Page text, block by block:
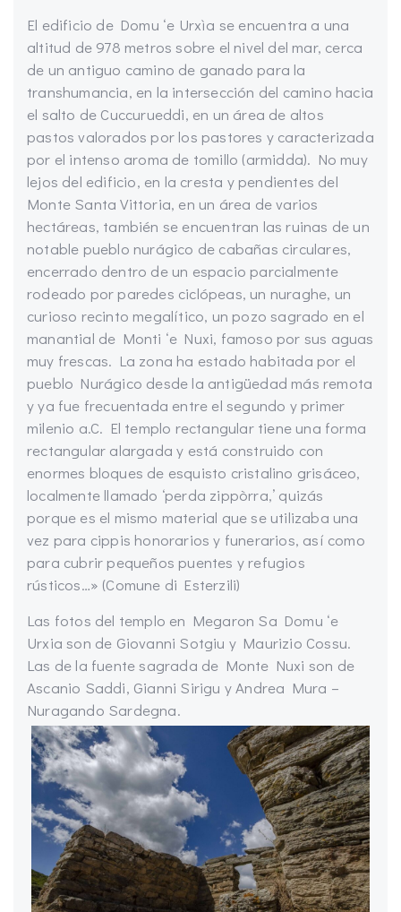
El edificio de Domu ‘e Urxìa se encuentra a una
altitud de 978 metros sobre el nivel del mar, cerca
de un antiguo camino de ganado para la
transhumancia, en la intersección del camino hacia
el salto de Cuccurueddi, en un área de altos
pastos valorados por los pastores y caracterizada
por el intenso aroma de tomillo (armidda). No muy
lejos del edificio, en la cresta y pendientes del
Monte Santa Vittoria, en un área de varios
hectáreas, también se encuentran las ruinas de un
notable pueblo nurágico de cabañas circulares,
encerrado dentro de un espacio parcialmente
rodeado por paredes ciclópeas, un nuraghe, un
curioso recinto megalítico, un pozo sagrado en el
manantial de Monti ‘e Nuxi, famoso por sus aguas
muy frescas. La zona ha estado habitada por el
pueblo Nurágico desde la antigüedad más remota
y ya fue frecuentada entre el segundo y primer
milenio a.C. El templo rectangular tiene una forma
rectangular alargada y está construido con
enormes bloques de esquisto cristalino grisáceo,
localmente llamado ‘perda zippòrra,’ quizás
porque es el mismo material que se utilizaba una
vez para cippis honorarios y funerarios, así como
para cubrir pequeños puentes y refugios
rústicos…» (Comune di Esterzili)
Las fotos del templo en Megaron Sa Domu ‘e
Urxia son de Giovanni Sotgiu y Maurizio Cossu.
Las de la fuente sagrada de Monte Nuxi son de
Ascanio Saddi, Gianni Sirigu y Andrea Mura –
Nuragando Sardegna.